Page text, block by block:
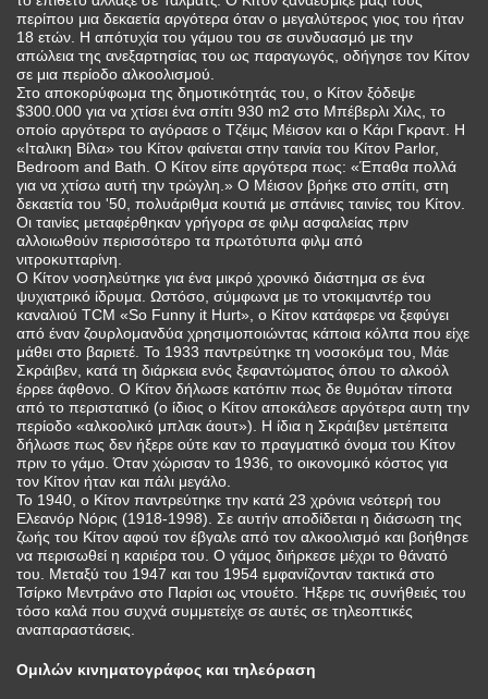
περίπου μια δεκαετία αργότερα όταν ο μεγαλύτερος γιος του ήταν
18 ετών. Η απότυχία του γάμου του σε συνδυασμό με την
απώλεια της ανεξαρτησίας του ως παραγωγός, οδήγησε τον Κίτον
σε μια περίοδο αλκοολισμού.
Στο αποκορύφωμα της δημοτικότητάς του, ο Κίτον ξόδεψε
$300.000 για να χτίσει ένα σπίτι 930 m2 στο Μπέβερλι Χιλς, το
οποίο αργότερα το αγόρασε ο Τζέιμς Μέισον και ο Κάρι Γκραντ. Η
«Ιταλικη Βίλα» του Κίτον φαίνεται στην ταινία του Κίτον Parlor,
Bedroom and Bath. Ο Κίτον είπε αργότερα πως: «Έπαθα πολλά
για να χτίσω αυτή την τρώγλη.» Ο Μέισον βρήκε στο σπίτι, στη
δεκαετία του '50, πολυάριθμα κουτιά με σπάνιες ταινίες του Κίτον.
Οι ταινίες μεταφέρθηκαν γρήγορα σε φιλμ ασφαλείας πριν
αλλοιωθούν περισσότερο τα πρωτότυπα φιλμ από
νιτροκυτταρίνη.
Ο Κίτον νοσηλεύτηκε για ένα μικρό χρονικό διάστημα σε ένα
ψυχιατρικό ίδρυμα. Ωστόσο, σύμφωνα με το ντοκιμαντέρ του
καναλιού TCM «So Funny it Hurt», ο Κίτον κατάφερε να ξεφύγει
από έναν ζουρλομανδύα χρησιμοποιώντας κάποια κόλπα που είχε
μάθει στο βαριετέ. Το 1933 παντρεύτηκε τη νοσοκόμα του, Μάε
Σκράιβεν, κατά τη διάρκεια ενός ξεφαντώματος όπου το αλκοόλ
έρρεε άφθονο. Ο Κίτον δήλωσε κατόπιν πως δε θυμόταν τίποτα
από το περιστατικό (ο ίδιος ο Κίτον αποκάλεσε αργότερα αυτη την
περίοδο «αλκοολικό μπλακ άουτ»). Η ίδια η Σκράιβεν μετέπειτα
δήλωσε πως δεν ήξερε ούτε καν το πραγματικό όνομα του Κίτον
πριν το γάμο. Όταν χώρισαν το 1936, το οικονομικό κόστος για
τον Κίτον ήταν και πάλι μεγάλο.
Το 1940, ο Κίτον παντρεύτηκε την κατά 23 χρόνια νεότερή του
Ελεανόρ Νόρις (1918-1998). Σε αυτήν αποδίδεται η διάσωση της
ζωής του Κίτον αφού τον έβγαλε από τον αλκοολισμό και βοήθησε
να περισωθεί η καριέρα του. Ο γάμος διήρκεσε μέχρι το θάνατό
του. Μεταξύ του 1947 και του 1954 εμφανίζονταν τακτικά στο
Τσίρκο Μεντράνο στο Παρίσι ως ντουέτο. Ήξερε τις συνήθειές του
τόσο καλά που συχνά συμμετείχε σε αυτές σε τηλεοπτικές
αναπαραστάσεις.
Ομιλών κινηματογράφος και τηλεόραση